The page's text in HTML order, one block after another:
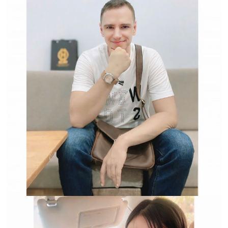
Hwatch Chuyên Nhập khẩu Và Phân Phối Các Loại
Đồng Hồ Chính Hãng
Trường hợp không chấp